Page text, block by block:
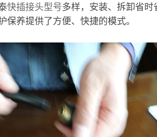
快插接头型号多样，安装、拆卸省
养提供了方便、快捷的模式。